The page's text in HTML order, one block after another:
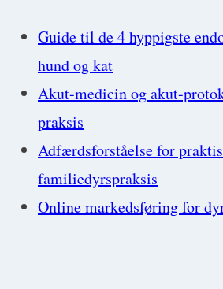
Guide til de 4 hyppigste
hund og kat
Akut-medicin og akut-
praksis
Adfærdsforståelse for
familiedyrspraksis
Online markedsføring for